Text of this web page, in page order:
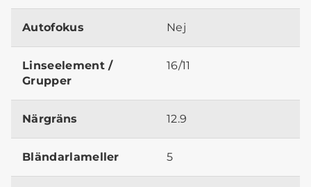
Autofokus Nej
Linseelement /
Grupper
16/11
Närgräns 12.9
Bländarlameller 5